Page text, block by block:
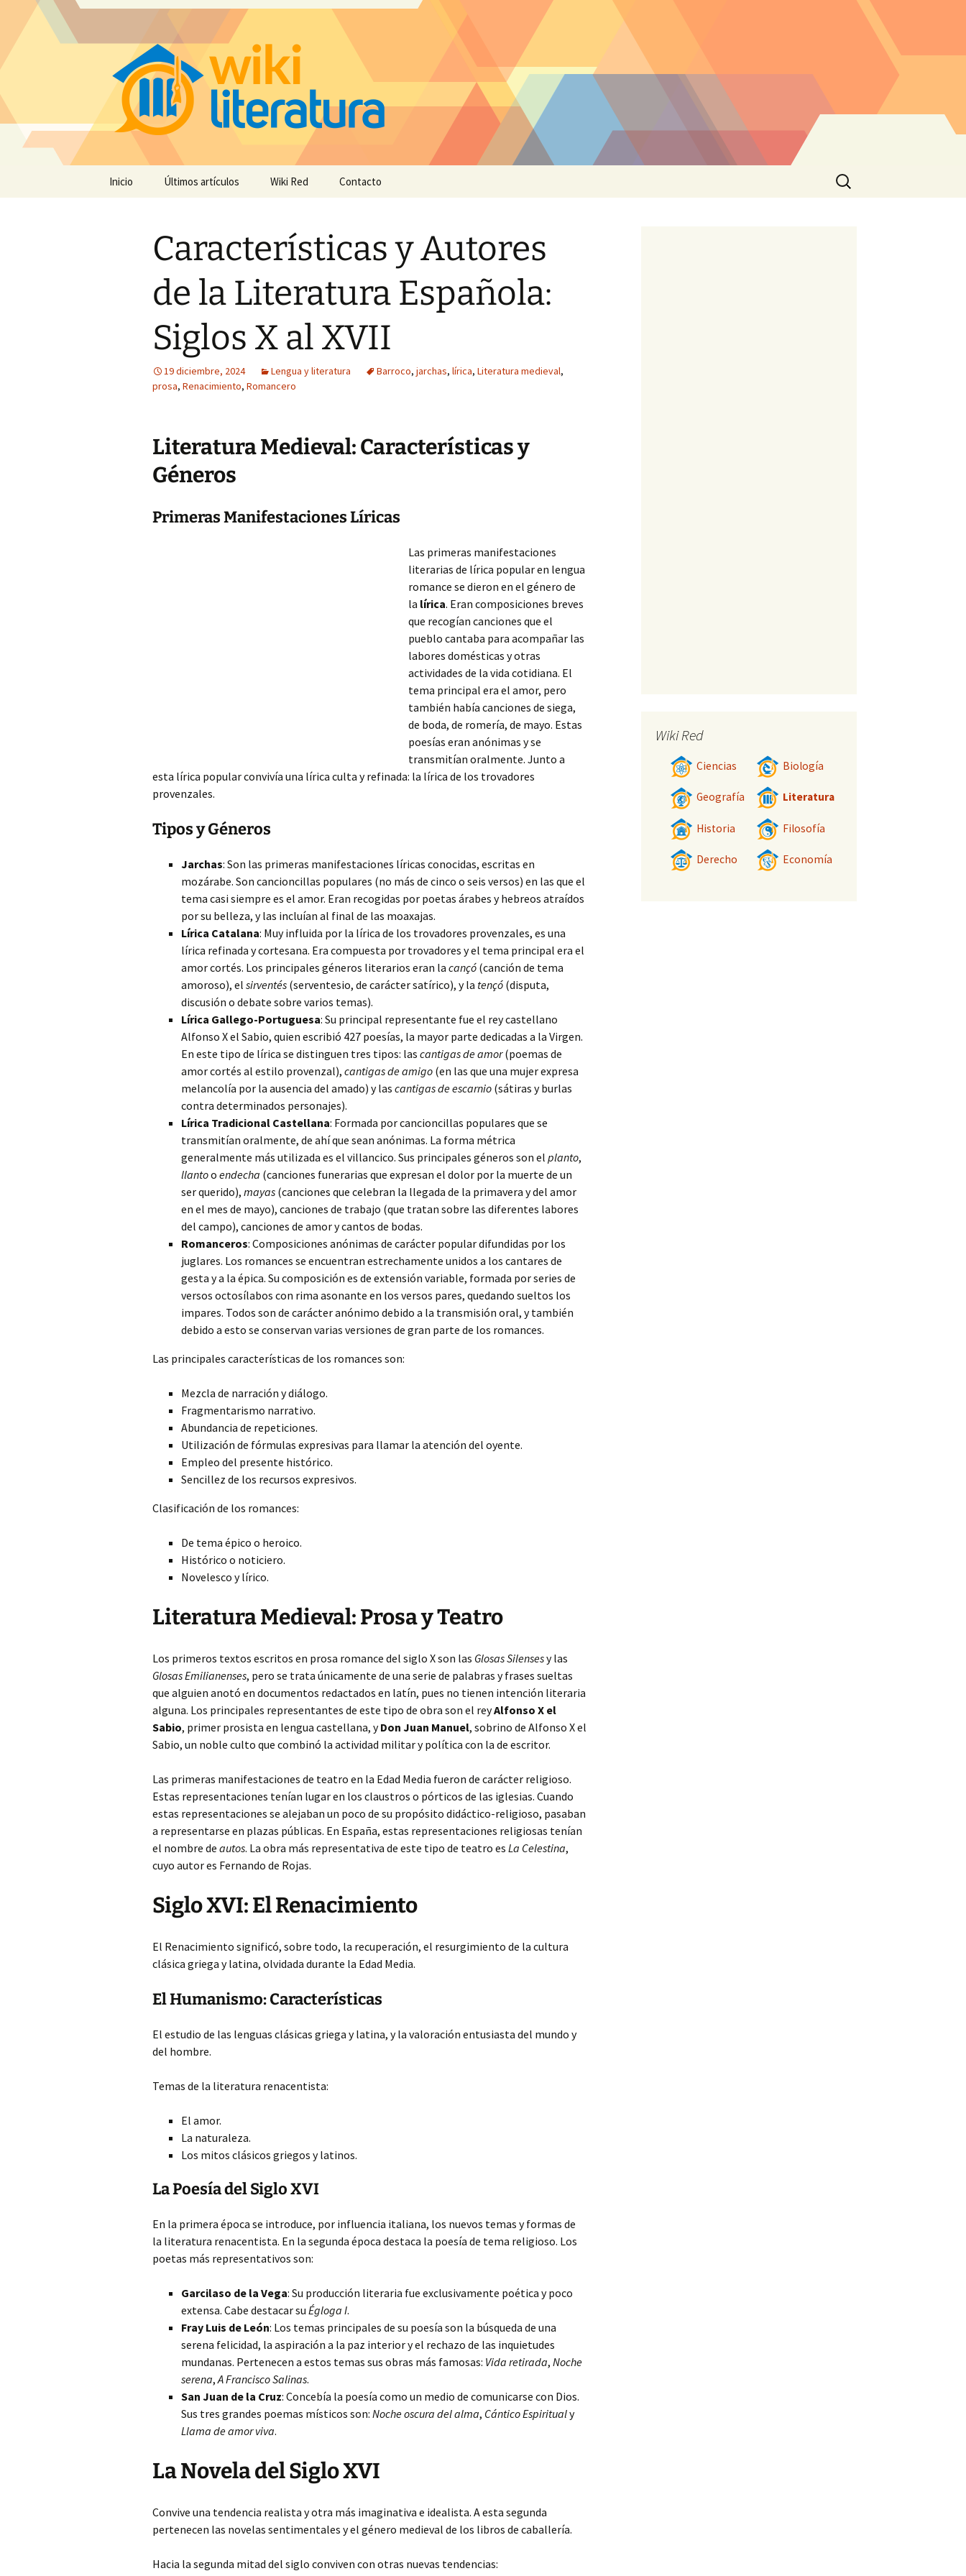
Inicio Últimos artículos Wiki Red Contacto
Buscar:
Características y Autores
de la Literatura Española:
Siglos X al XVII
19 diciembre, 2024 Lengua y literatura Barroco, jarchas, lírica, Literatura medieval,
prosa, Renacimiento, Romancero
Literatura Medieval: Características y
Géneros
Primeras Manifestaciones Líricas
Las primeras manifestaciones
literarias de lírica popular en lengua
romance se dieron en el género de
la lírica. Eran composiciones breves
que recogían canciones que el
pueblo cantaba para acompañar las
labores domésticas y otras
actividades de la vida cotidiana. El
tema principal era el amor, pero
también había canciones de siega,
de boda, de romería, de mayo. Estas
poesías eran anónimas y se
transmitían oralmente. Junto a
esta lírica popular convivía una lírica culta y refinada: la lírica de los trovadores
provenzales.
Tipos y Géneros
Jarchas: Son las primeras manifestaciones líricas conocidas, escritas en
mozárabe. Son cancioncillas populares (no más de cinco o seis versos) en las que el
tema casi siempre es el amor. Eran recogidas por poetas árabes y hebreos atraídos
por su belleza, y las incluían al final de las moaxajas.
Lírica Catalana: Muy influida por la lírica de los trovadores provenzales, es una
lírica refinada y cortesana. Era compuesta por trovadores y el tema principal era el
amor cortés. Los principales géneros literarios eran la cançó (canción de tema
amoroso), el sirventés (serventesio, de carácter satírico), y la tençó (disputa,
discusión o debate sobre varios temas).
Lírica Gallego-Portuguesa: Su principal representante fue el rey castellano
Alfonso X el Sabio, quien escribió 427 poesías, la mayor parte dedicadas a la Virgen.
En este tipo de lírica se distinguen tres tipos: las cantigas de amor(poemas de
amor cortés al estilo provenzal), cantigas de amigo (en las que una mujer expresa
melancolía por la ausencia del amado) y las cantigas de escarnio (sátiras y burlas
contra determinados personajes).
Lírica Tradicional Castellana: Formada por cancioncillas populares que se
transmitían oralmente, de ahí que sean anónimas. La forma métrica
generalmente más utilizada es el villancico. Sus principales géneros son el planto,
llantoo endecha (canciones funerarias que expresan el dolor por la muerte de un
ser querido), mayas (canciones que celebran la llegada de la primavera y del amor
en el mes de mayo), canciones de trabajo (que tratan sobre las diferentes labores
del campo), canciones de amor y cantos de bodas.
Romanceros: Composiciones anónimas de carácter popular difundidas por los
juglares. Los romances se encuentran estrechamente unidos a los cantares de
gesta y a la épica. Su composición es de extensión variable, formada por series de
versos octosílabos con rima asonante en los versos pares, quedando sueltos los
impares. Todos son de carácter anónimo debido a la transmisión oral, y también
debido a esto se conservan varias versiones de gran parte de los romances.
Las principales características de los romances son:
Mezcla de narración y diálogo.
Fragmentarismo narrativo.
Abundancia de repeticiones.
Utilización de fórmulas expresivas para llamar la atención del oyente.
Empleo del presente histórico.
Sencillez de los recursos expresivos.
Clasificación de los romances:
De tema épico o heroico.
Histórico o noticiero.
Novelesco y lírico.
Literatura Medieval: Prosa y Teatro
Los primeros textos escritos en prosa romance del siglo X son las Glosas Silensesy las
Glosas Emilianenses, pero se trata únicamente de una serie de palabras y frases sueltas
que alguien anotó en documentos redactados en latín, pues no tienen intención literaria
alguna. Los principales representantes de este tipo de obra son el reyAlfonso X el
Sabio, primer prosista en lengua castellana, yDon Juan Manuel, sobrino de Alfonso X el
Sabio, un noble culto que combinó la actividad militar y política con la de escritor.
Las primeras manifestaciones de teatro en la Edad Media fueron de carácter religioso.
Estas representaciones tenían lugar en los claustros o pórticos de las iglesias. Cuando
estas representaciones se alejaban un poco de su propósito didáctico-religioso, pasaban
a representarse en plazas públicas. En España, estas representaciones religiosas tenían
el nombre de autos. La obra más representativa de este tipo de teatro es La Celestina,
cuyo autor es Fernando de Rojas.
Siglo XVI: El Renacimiento
El Renacimiento significó, sobre todo, la recuperación, el resurgimiento de la cultura
clásica griega y latina, olvidada durante la Edad Media.
El Humanismo: Características
El estudio de las lenguas clásicas griega y latina, y la valoración entusiasta del mundo y
del hombre.
Temas de la literatura renacentista:
El amor.
La naturaleza.
Los mitos clásicos griegos y latinos.
La Poesía del Siglo XVI
En la primera época se introduce, por influencia italiana, los nuevos temas y formas de
la literatura renacentista. En la segunda época destaca la poesía de tema religioso. Los
poetas más representativos son:
Garcilaso de la Vega: Su producción literaria fue exclusivamente poética y poco
extensa. Cabe destacar su Égloga I.
Fray Luis de León: Los temas principales de su poesía son la búsqueda de una
serena felicidad, la aspiración a la paz interior y el rechazo de las inquietudes
mundanas. Pertenecen a estos temas sus obras más famosas: Vida retirada, Noche
serena,A Francisco Salinas.
San Juan de la Cruz: Concebía la poesía como un medio de comunicarse con Dios.
Sus tres grandes poemas místicos son: Noche oscura del alma, Cántico Espiritualy
Llama de amor viva.
La Novela del Siglo XVI
Convive una tendencia realista y otra más imaginativa e idealista. A esta segunda
pertenecen las novelas sentimentales y el género medieval de los libros de caballería.
Hacia la segunda mitad del siglo conviven con otras nuevas tendencias:
Wiki Red
Ciencias Biología
Geografía Literatura
Historia Filosofía
Derecho Economía